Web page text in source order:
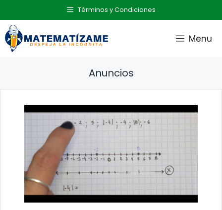
al
contenido
Términos y Condiciones
Menu
Anuncios